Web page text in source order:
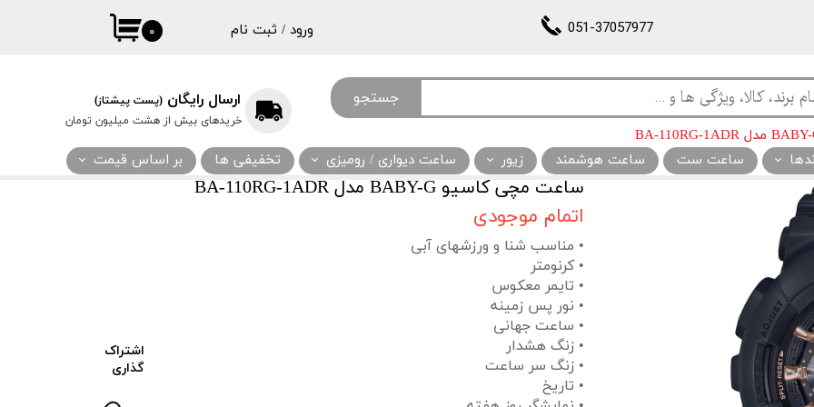
جستجو
۰ ورود / ثبت نام
تغییر گذر واژه
سفارشات
خروج از حساب
کاربری
051-37057977
ساعت ست ساعت هوشمند زیور ساعت دیواری / رومیزی تخفیفی ها بر اساس قیمت
ارسال رایگان (پست پیشتاز)
خریدهای بیش از هشت میلیون تومان
ساعت مچی کاسیو BABY-G مدل BA-110RG-1ADR
اتمام موجودی
• مناسب شنا و ورزشهای آبی
• کرنومتر
• تایمر معکوس
• نور پس زمینه
• ساعت جهانی
• زنگ هشدار
• زنگ سر ساعت
• تاریخ
اشتراک
گذاری